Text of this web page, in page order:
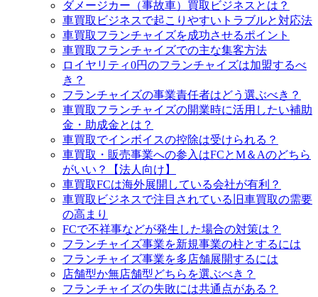
ダメージカー（事故車）買取ビジネスとは？
車買取ビジネスで起こりやすいトラブルと対応法
車買取フランチャイズを成功させるポイント
車買取フランチャイズでの主な集客方法
ロイヤリティ0円のフランチャイズは加盟するべ
き？
フランチャイズの事業責任者はどう選ぶべき？
車買取フランチャイズの開業時に活用したい補助
金・助成金とは？
車買取でインボイスの控除は受けられる？
車買取・販売事業への参入はFCとM＆Aのどちら
がいい？【法人向け】
車買取FCは海外展開している会社が有利？
車買取ビジネスで注目されている旧車買取の需要
の高まり
FCで不祥事などが発生した場合の対策は？
フランチャイズ事業を新規事業の柱とするには
フランチャイズ事業を多店舗展開するには
店舗型か無店舗型どちらを選ぶべき？
フランチャイズの失敗には共通点がある？